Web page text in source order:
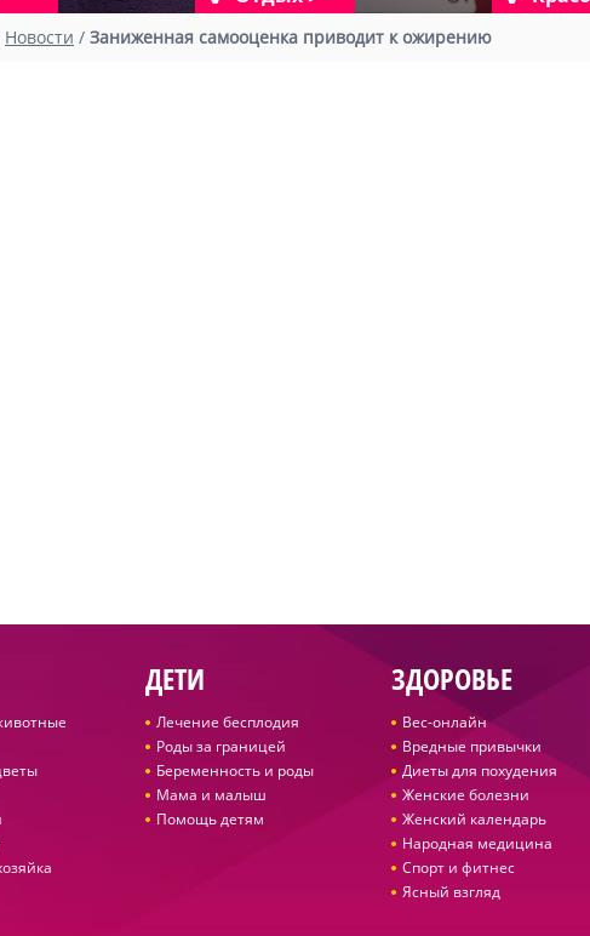
Новости / Заниженная самооценка приводит к ожирению
ДЕТИ
Лечение бесплодия
Роды за границей
Беременность и роды
Мама и малыш
Помощь детям
ЗДОРОВЬЕ
Вес-онлайн
Вредные привычки
Диеты для похудения
Женские болезни
Женский календарь
Народная медицина
Спорт и фитнес
Ясный взгляд